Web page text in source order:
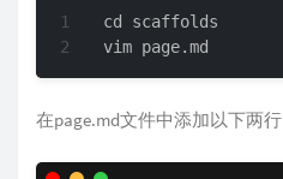
cd scaffolds
vim page.md
在page.md文件中添加以下两行